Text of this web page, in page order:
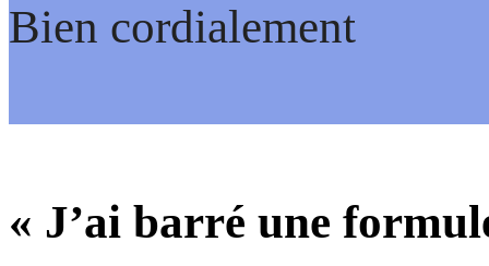
Bien cordialement
« J’ai barré une